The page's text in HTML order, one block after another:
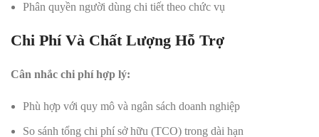
Phân quyền người dùng chi tiết theo chức vụ
Chi Phí Và Chất Lượng Hỗ Trợ
Cân nhắc chi phí hợp lý:
Phù hợp với quy mô và ngân sách doanh nghiệp
So sánh tổng chi phí sở hữu (TCO) trong dài hạn